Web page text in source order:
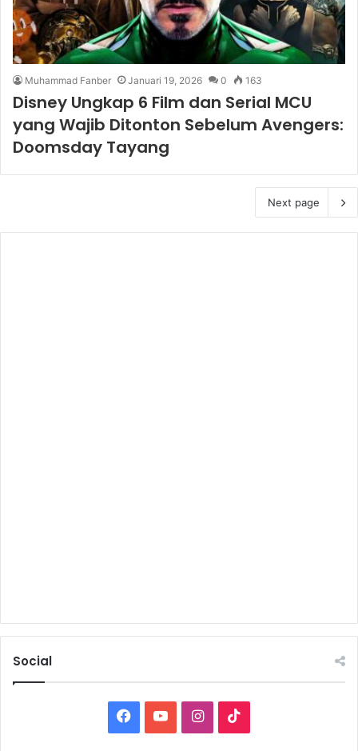
Muhammad Fanber Januari 19, 2026 0 163
Disney Ungkap 6 Film dan Serial MCU
yang Wajib Ditonton Sebelum Avengers:
Doomsday Tayang
Next page
Social
Facebook
YouTubeInstagram